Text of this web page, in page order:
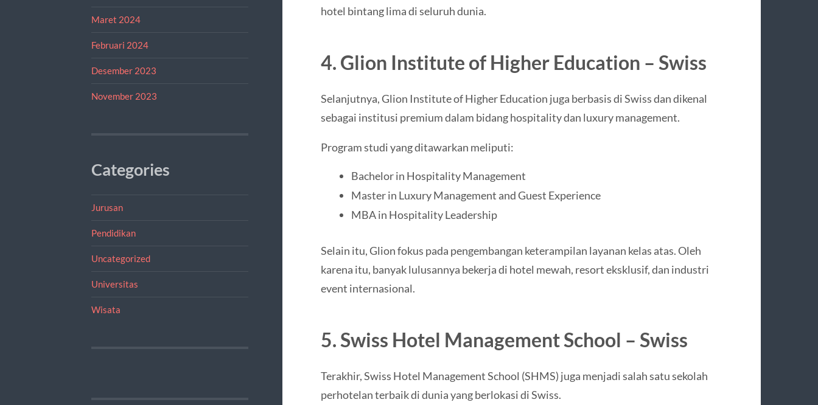
Maret 2024
Februari 2024
Desember 2023
November 2023
Categories
Jurusan
Pendidikan
Uncategorized
Universitas
Wisata
hotel bintang lima di seluruh dunia.
4. Glion Institute of Higher Education – Swiss
Selanjutnya,Glion Institute of Higher Education juga berbasis di Swiss dan dikenal
sebagai institusi premium dalam bidang hospitality dan luxury management.
Program studi yang ditawarkan meliputi:
Bachelor in Hospitality Management
Master in Luxury Management and Guest Experience
MBA in Hospitality Leadership
Selain itu, Glion fokus pada pengembangan keterampilan layanan kelas atas. Oleh
karena itu, banyak lulusannya bekerja di hotel mewah, resort eksklusif, dan industri
event internasional.
5.Swiss Hotel Management School – Swiss
Terakhir,Swiss Hotel Management School (SHMS) juga menjadi salah satu sekolah
perhotelan terbaik di dunia yang berlokasi di Swiss.